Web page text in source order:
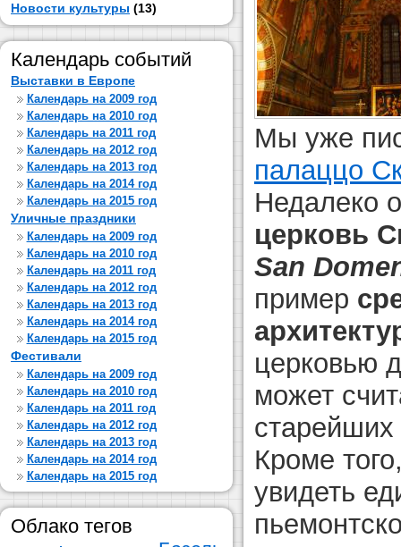
Новости культуры (13)
Календарь событий
Выставки в Европе
Календарь на 2009 год
Календарь на 2010 год
Календарь на 2011 год
Календарь на 2012 год
Календарь на 2013 год
Календарь на 2014 год
Календарь на 2015 год
Уличные праздники
Календарь на 2009 год
Календарь на 2010 год
Календарь на 2011 год
Календарь на 2012 год
Календарь на 2013 год
Календарь на 2014 год
Календарь на 2015 год
Фестивали
Календарь на 2009 год
Календарь на 2010 год
Календарь на 2011 год
Календарь на 2012 год
Календарь на 2013 год
Календарь на 2014 год
Календарь на 2015 год
Облако тегов
Мы уже
палаццо
Недалеко
церковь
San
пример
церковью
может
старейших
Кроме
увидеть